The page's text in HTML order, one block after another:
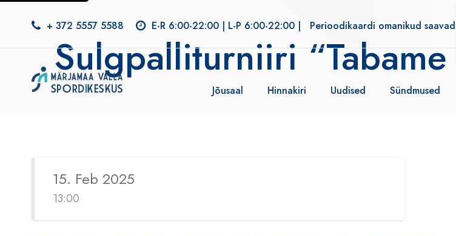
+ 372 5557 5588 E-R 6:00-22:00 | L-P 6:00-22:00 | Perioodikaardi omanikud
Jõusaal Hinnakiri Uudised Sündmused
Sulgpalliturniiri
15. Feb 2025
13:00